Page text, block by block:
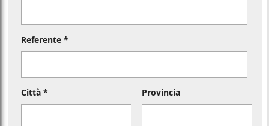
Referente *
Città * Provincia